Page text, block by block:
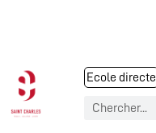
Ecole directe